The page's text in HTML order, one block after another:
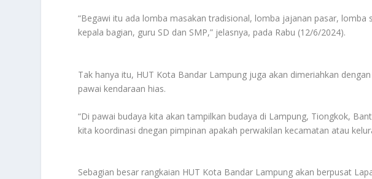
“Begawi itu ada lomba masakan tradisional, lomba jajanan pasar,
kepala bagian, guru SD dan SMP,” jelasnya, pada Rabu (12/6/2024).
Tak hanya itu, HUT Kota Bandar Lampung juga akan dimeriahkan
pawai kendaraan hias.
“Di pawai budaya kita akan tampilkan budaya di Lampung, Tiongkok,
kita koordinasi dnegan pimpinan apakah perwakilan kecamatan atau
Sebagian besar rangkaian HUT Kota Bandar Lampung akan berpusat